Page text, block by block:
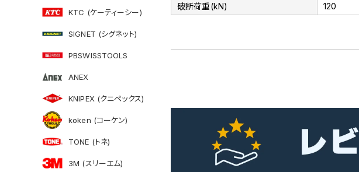
KTC (ケーティーシー)
SIGNET (シグネット)
PBSWISSTOOLS
ANEX
KNIPEX (クニペックス)
koken (コーケン)
TONE (トネ)
3M (スリーエム)
破断荷重(kN)
120